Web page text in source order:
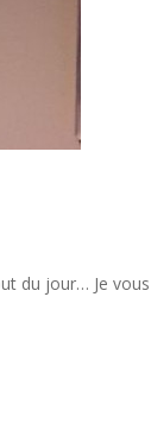
du jour… Je